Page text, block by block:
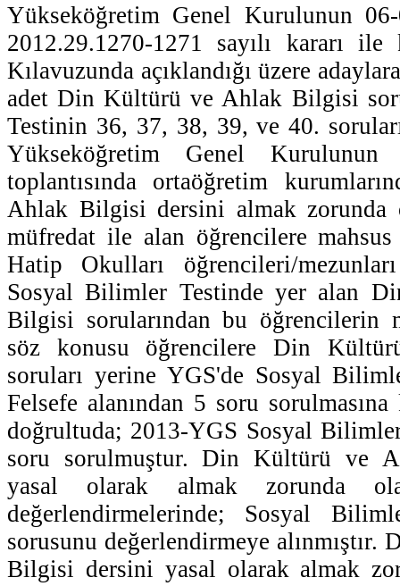
Yükseköğretim Genel Kurulunun
2012.29.1270-1271 sayılı kararı
Kılavuzunda açıklandığı üzere
adet Din Kültürü ve Ahlak Bilgisi
Testinin 36, 37, 38, 39, ve 40.
Yükseköğretim Genel
toplantısında ortaöğretim
Ahlak Bilgisi dersini almak zorunda
müfredat ile alan öğrencilere
Hatip Okulları öğrencileri/
Sosyal Bilimler Testinde yer alan
Bilgisi sorularından bu öğrencilerin
söz konusu öğrencilere Din
soruları yerine YGS'de Sosyal
Felsefe alanından 5 soru
doğrultuda; 2013-YGS Sosyal
soru sorulmuştur. Din Kültürü ve
yasal olarak almak zorunda
değerlendirmelerinde; Sosyal
sorusunu değerlendirmeye
Bilgisi dersini yasal olarak almak